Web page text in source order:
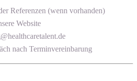
Referenzen (wenn vorhanden)
Website
nach Terminvereinbarung